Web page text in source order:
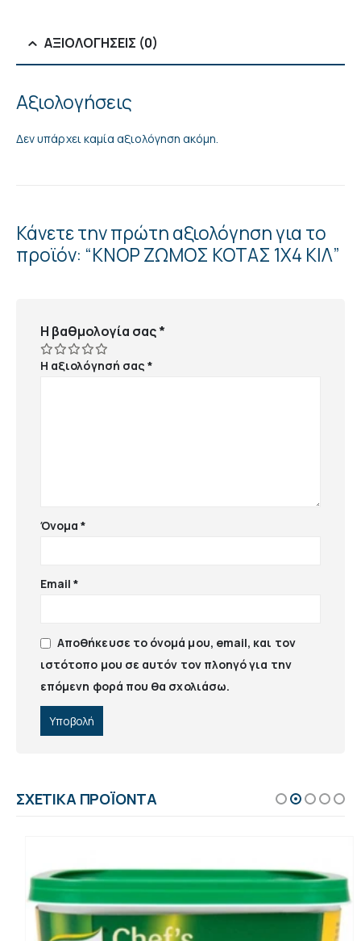
ΑΞΙΟΛΟΓΉΣΕΙΣ (0)
Αξιολογήσεις
Δεν υπάρχει καμία αξιολόγηση ακόμη.
Κάνετε την πρώτη αξιολόγηση για το
προϊόν: “ΚΝΟΡ ΖΩΜΟΣ ΚΟΤΑΣ 1Χ4 ΚΙΛ”
Η βαθμολογία σας*
Η αξιολόγησή σας*
Όνομα*
Email*
Αποθήκευσε το όνομά μου, email, και τον
ιστότοπο μου σε αυτόν τον πλοηγό για την
επόμενη φορά που θα σχολιάσω.
ΣΧΕΤΙΚΆ ΠΡΟΪΌΝΤΑ